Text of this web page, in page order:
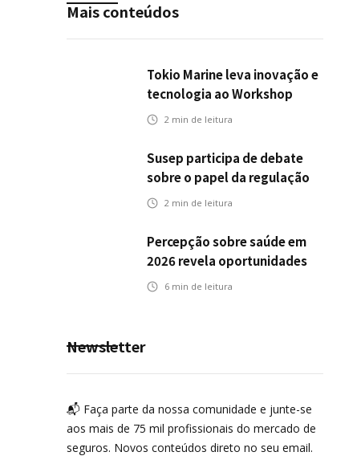
Mais conteúdos
Tokio Marine leva inovação e
tecnologia ao Workshop
Integrativo da Poli-USP
2 min de leitura
Susep participa de debate
sobre o papel da regulação
na transição climática
2 min de leitura
Percepção sobre saúde em
2026 revela oportunidades
para o mercado de seguros
6 min de leitura
Newsletter
📬 Faça parte da nossa comunidade e junte-se
aos mais de 75 mil profissionais do mercado de
seguros. Novos conteúdos direto no seu email.